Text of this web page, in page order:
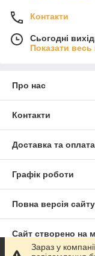
Контакти
Сьогодні
Показати весь
Про нас
Контакти
Доставка та оплата
Графік роботи
Повна версія сайту
Сайт створено на
Зараз у